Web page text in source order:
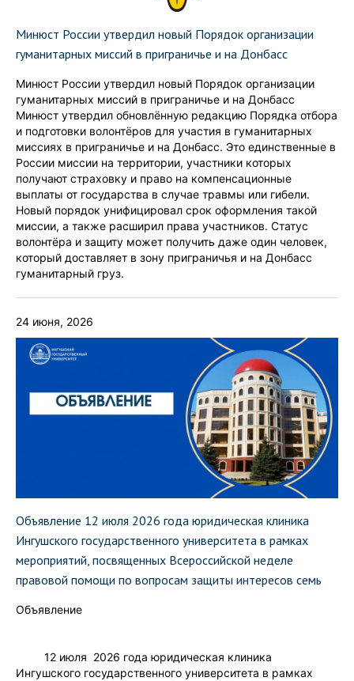
Минюст России утвердил новый Порядок организации
гуманитарных миссий в приграничье и на Донбасс
Минюст России утвердил новый Порядок организации
гуманитарных миссий в приграничье и на Донбасс
Минюст утвердил обновлённую редакцию Порядка отбора
и подготовки волонтёров для участия в гуманитарных
миссиях в приграничье и на Донбасс. Это единственные в
России миссии на территории, участники которых
получают страховку и право на компенсационные
выплаты от государства в случае травмы или гибели.
Новый порядок унифицировал срок оформления такой
миссии, а также расширил права участников. Статус
волонтёра и защиту может получить даже один человек,
который доставляет в зону приграничья и на Донбасс
гуманитарный груз.
24 июня, 2026
Объявление 12 июля 2026 года юридическая клиника
Ингушского государственного университета в рамках
мероприятий, посвященных Всероссийской неделе
правовой помощи по вопросам защиты интересов семь
Объявление
12 июля 2026 года юридическая клиника
Ингушского государственного университета в рамках